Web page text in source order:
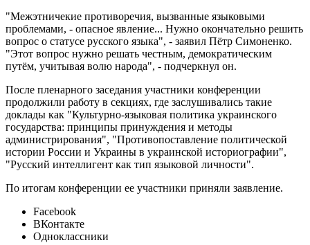
"Межэтничекие противоречия, вызванные языковыми
проблемами, - опасное явление... Нужно окончательно решить
вопрос о статусе русского языка", - заявил Пётр Симоненко.
"Этот вопрос нужно решать честным, демократическим
путём, учитывая волю народа", - подчеркнул он.
После пленарного заседания участники конференции
продолжили работу в секциях, где заслушивались такие
доклады как "Культурно-языковая политика украинского
государства: принципы принуждения и методы
администрирования", "Противопоставление политической
истории России и Украины в украинской историографии",
"Русский интеллигент как тип языковой личности".
По итогам конференции ее участники приняли заявление.
Facebook
ВКонтакте
Одноклассники